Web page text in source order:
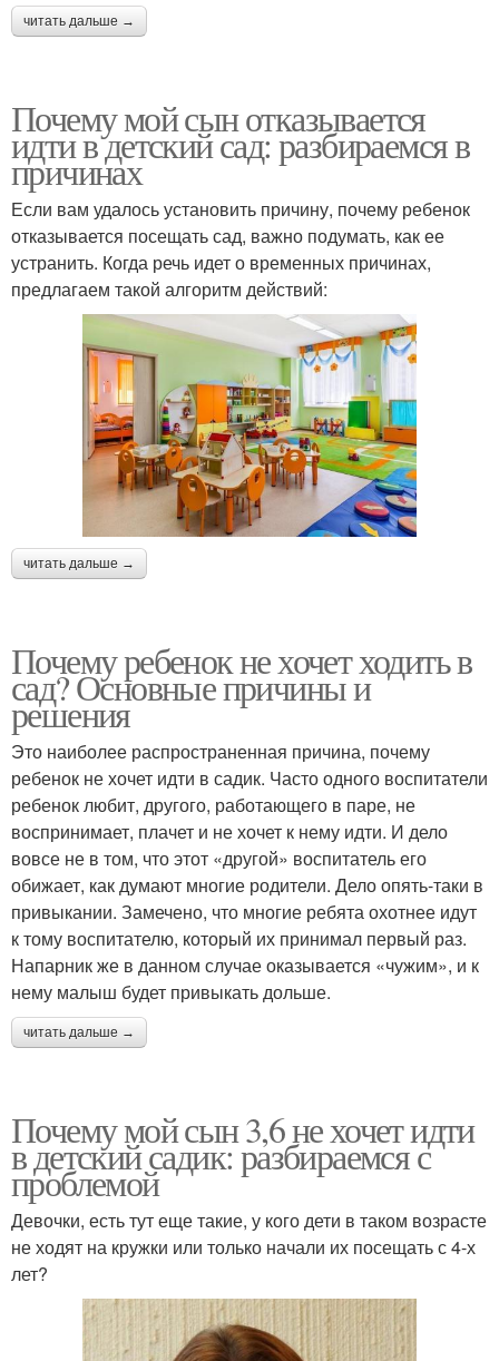
читать дальше →
Почему мой сын отказывается
идти в детский сад: разбираемся в
причинах
Если вам удалось установить причину, почему ребенок
отказывается посещать сад, важно подумать, как ее
устранить. Когда речь идет о временных причинах,
предлагаем такой алгоритм действий:
читать дальше →
Почему ребенок не хочет ходить в
сад? Основные причины и
решения
Это наиболее распространенная причина, почему
ребенок не хочет идти в садик. Часто одного воспитатели
ребенок любит, другого, работающего в паре, не
воспринимает, плачет и не хочет к нему идти. И дело
вовсе не в том, что этот «другой» воспитатель его
обижает, как думают многие родители. Дело опять-таки в
привыкании. Замечено, что многие ребята охотнее идут
к тому воспитателю, который их принимал первый раз.
Напарник же в данном случае оказывается «чужим», и к
нему малыш будет привыкать дольше.
читать дальше →
Почему мой сын 3,6 не хочет идти
в детский садик: разбираемся с
проблемой
Девочки, есть тут еще такие, у кого дети в таком возрасте
не ходят на кружки или только начали их посещать с 4-х
лет?